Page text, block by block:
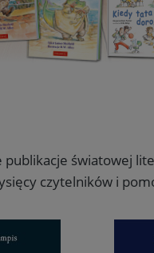
światowej
czytelników i